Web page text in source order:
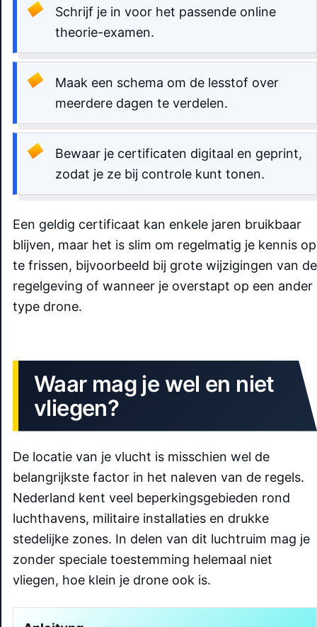
Schrijf je in voor het passende online
theorie-examen.
Maak een schema om de lesstof over
meerdere dagen te verdelen.
Bewaar je certificaten digitaal en geprint,
zodat je ze bij controle kunt tonen.
Een geldig certificaat kan enkele jaren bruikbaar
blijven, maar het is slim om regelmatig je kennis op
te frissen, bijvoorbeeld bij grote wijzigingen van de
regelgeving of wanneer je overstapt op een ander
type drone.
Waar mag je wel en niet
vliegen?
De locatie van je vlucht is misschien wel de
belangrijkste factor in het naleven van de regels.
Nederland kent veel beperkingsgebieden rond
luchthavens, militaire installaties en drukke
stedelijke zones. In delen van dit luchtruim mag je
zonder speciale toestemming helemaal niet
vliegen, hoe klein je drone ook is.